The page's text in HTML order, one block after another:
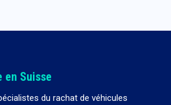
en Suisse
du rachat de véhicules